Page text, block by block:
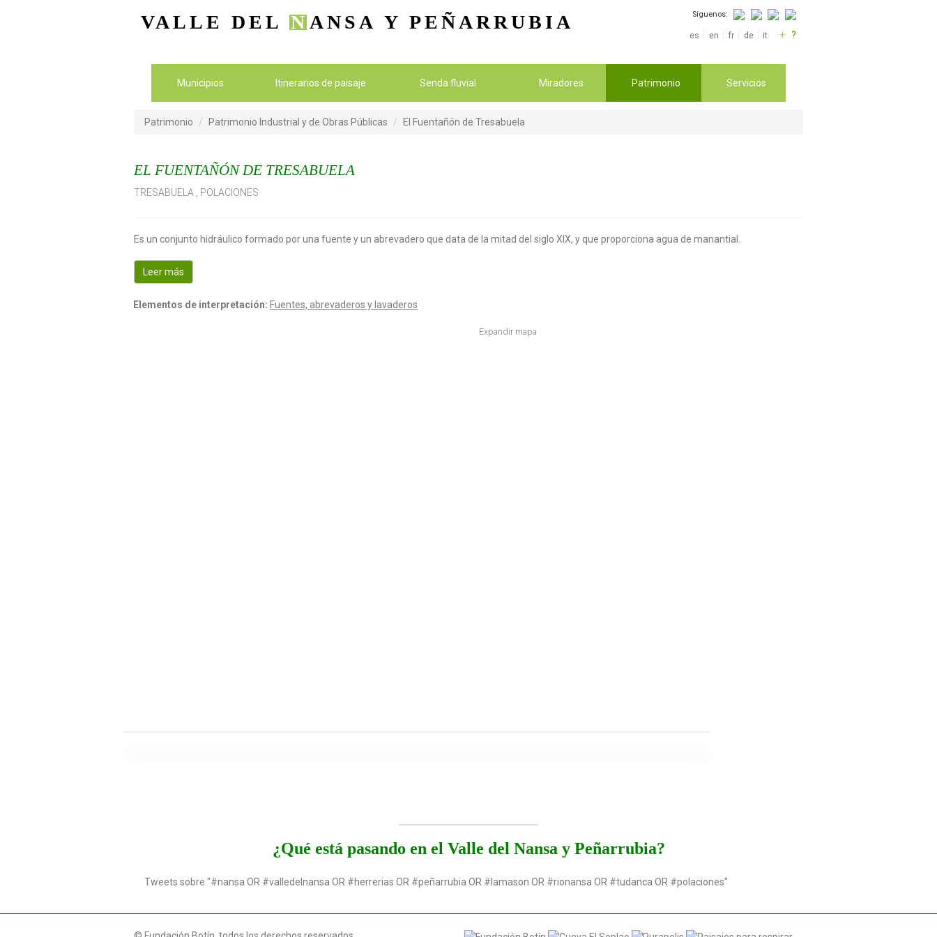
VALLE DEL NANSA Y PEÑARRUBIA Síguenos:
es en fr de it + ?
Municipios Itinerarios de paisaje Senda fluvial Miradores Patrimonio Servicios
Patrimonio Patrimonio Industrial y de Obras Públicas El Fuentañón de Tresabuela
EL FUENTAÑÓN DE TRESABUELA
TRESABUELA POLACIONES
Es un conjunto hidráulico formado por una fuente y un abrevadero que data de la mitad del siglo XIX, y que proporciona agua de manantial.
Leer más
Elementos de interpretación: Fuentes, abrevaderos y lavaderos
Expandir mapa
¿Qué está pasando en el Valle del Nansa y Peñarrubia?
Tweets sobre "#nansa OR #valledelnansa OR #herrerias OR #peñarrubia OR #lamason OR #rionansa OR #tudanca OR #polaciones"